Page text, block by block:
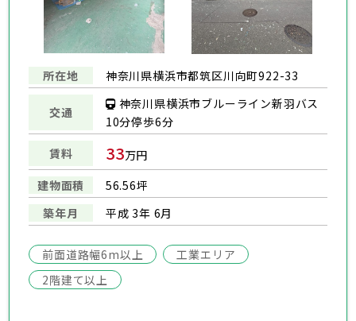
所在地 神奈川県横浜市都筑区川向町922-33
交通
神奈川県横浜市ブルーライン新羽バス
10分停歩6分
賃料
33万円
建物面積
56.56坪
築年月
平成 3年 6月
前面道路幅6m以上
工業エリア
2階建て以上